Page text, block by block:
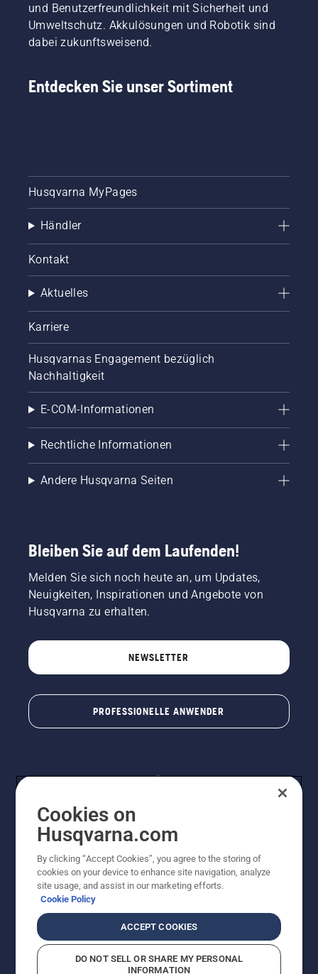
und Benutzerfreundlichkeit mit Sicherheit und
Umweltschutz. Akkulösungen und Robotik sind
dabei zukunftsweisend.
Entdecken Sie unser Sortiment
Husqvarna MyPages
Händler
Kontakt
Aktuelles
Karriere
Husqvarnas Engagement bezüglich
Nachhaltigkeit
E-COM-Informationen
Rechtliche Informationen
Andere Husqvarna Seiten
Bleiben Sie auf dem Laufenden!
Melden Sie sich noch heute an, um Updates,
Neuigkeiten, Inspirationen und Angebote von
Husqvarna zu erhalten.
NEWSLETTER
PROFESSIONELLE ANWENDER
© Husqvarna® AB (publ). Alle Rechte vorbehalten. Die
Preisangaben sind unverbindliche Preisempfehlungen
von Husqvarna Schweiz AG an den teilnehmenden
Fachhandel, Preise in CHF inklusive 8,1% MWST und
unverbindliche Preisempfehlungen (inkl. MwSt), es sei
denn sie sind für den direkten Kauf verfügbar.
Cookie-RichtlinieNutzungsbedingungen Datenschutzerklärung
Vermutete Verstöße melden
Cookies on
Husqvarna.com
By clicking “Accept Cookies”, you agree to the storing of
cookies on your device to enhance site navigation, analyze
site usage, and assist in our marketing efforts.
Cookie Policy
ACCEPT COOKIES
DO NOT SELL OR SHARE MY PERSONAL
INFORMATION